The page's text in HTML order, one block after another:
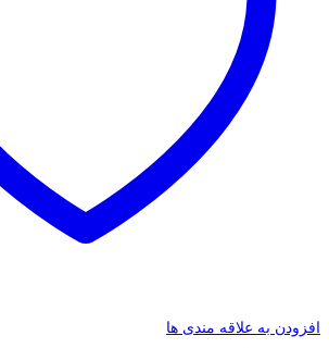
افزودن به علاقه مندی ها